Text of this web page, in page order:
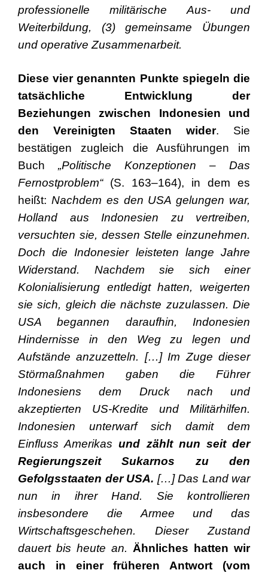
professionelle militärische Aus- und
Weiterbildung, (3) gemeinsame Übungen
und operative Zusammenarbeit.
Diese vier genannten Punkte spiegeln die
tatsächliche Entwicklung der
Beziehungen zwischen Indonesien und
den Vereinigten Staaten wider. Sie
bestätigen zugleich die Ausführungen im
Buch „Politische Konzeptionen – Das
Fernostproblem“(S. 163–164), in dem es
heißt: Nachdem es den USA gelungen war,
Holland aus Indonesien zu vertreiben,
versuchten sie, dessen Stelle einzunehmen.
Doch die Indonesier leisteten lange Jahre
Widerstand. Nachdem sie sich einer
Kolonialisierung entledigt hatten, weigerten
sie sich, gleich die nächste zuzulassen. Die
USA begannen daraufhin, Indonesien
Hindernisse in den Weg zu legen und
Aufstände anzuzetteln. […] Im Zuge dieser
Störmaßnahmen gaben die Führer
Indonesiens dem Druck nach und
akzeptierten US-Kredite und Militärhilfen.
Indonesien unterwarf sich damit dem
Einfluss Amerikasund zählt nun seit der
Regierungszeit Sukarnos zu den
Gefolgsstaaten der USA. […] Das Land war
nun in ihrer Hand. Sie kontrollieren
insbesondere die Armee und das
Wirtschaftsgeschehen. Dieser Zustand
dauert bis heute an. Ähnliches hatten wir
auch in einer früheren Antwort (vom